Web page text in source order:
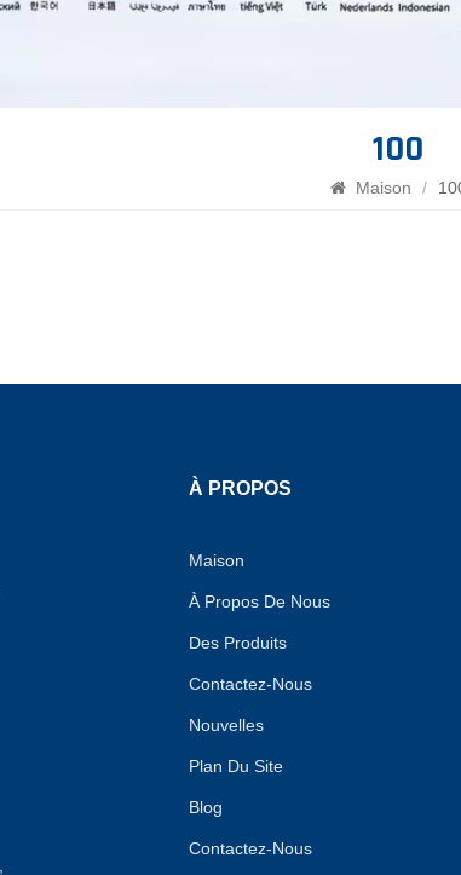
100
Maison /
À PROPOS
Maison
À Propos De Nous
Des Produits
Contactez-Nous
Nouvelles
Plan Du Site
Blog
Contactez-Nous